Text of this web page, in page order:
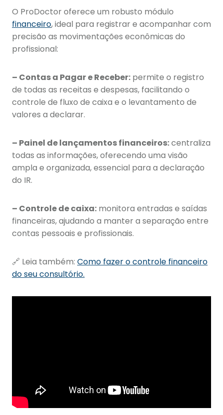
O ProDoctor oferece um robusto módulo
financeiro, ideal para registrar e acompanhar com
precisão as movimentações econômicas do
profissional:
– Contas a Pagar e Receber: permite o registro
de todas as receitas e despesas, facilitando o
controle de fluxo de caixa e o levantamento de
valores a declarar.
– Painel de lançamentos financeiros:centraliza
todas as informações, oferecendo uma visão
ampla e organizada, essencial para a declaração
do IR.
– Controle de caixa: monitora entradas e saídas
financeiras, ajudando a manter a separação entre
contas pessoais e profissionais.
🔗 Leia também: Como fazer o controle financeiro
do seu consultório.